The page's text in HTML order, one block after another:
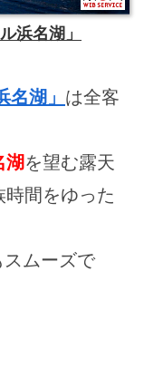
浜名湖」
湖」 は全客
湖を望む露天
間をゆった
ムーズで